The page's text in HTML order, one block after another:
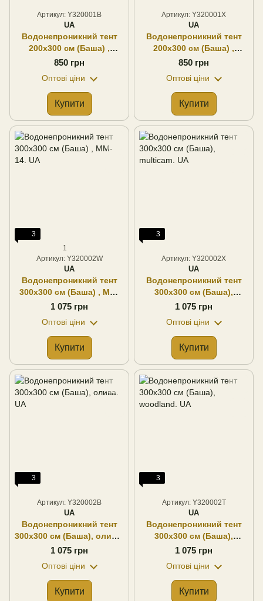
Артикул: Y320001B
UA
Водонепроникний тент
200х300 см (Баша) ,
олива. UA
850 грн
Оптові ціни
Купити
Артикул: Y320001X
UA
Водонепроникний тент
200х300 см (Баша) ,
multicam. UA
850 грн
Оптові ціни
Купити
3
1
Артикул: Y320002W
UA
Водонепроникний тент
300х300 см (Баша) , MM-
14. UA
1 075 грн
Оптові ціни
Купити
3
Артикул: Y320002X
UA
Водонепроникний тент
300х300 см (Баша),
multicam. UA
1 075 грн
Оптові ціни
Купити
3
Артикул: Y320002B
UA
Водонепроникний тент
300х300 см (Баша), олива.
UA
1 075 грн
Оптові ціни
Купити
3
Артикул: Y320002T
UA
Водонепроникний тент
300х300 см (Баша),
woodland. UA
1 075 грн
Оптові ціни
Купити